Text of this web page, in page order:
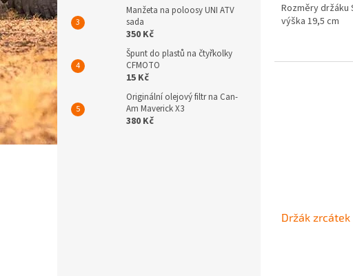
Manžeta na poloosy UNI ATV
sada
350 Kč
Špunt do plastů na čtyřkolky
CFMOTO
15 Kč
Originální olejový filtr na Can-
Am Maverick X3
380 Kč
Rozměry držáku
výška 19,5 cm
Držák